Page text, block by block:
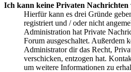
Ich kann keine Privaten Nachrichten
Hierfür kann es drei Gründe
registriert und / oder nicht
Administration hat Private
Forum ausgeschaltet. Außerdem
Administrator dir das Recht,
verschicken, entzogen hat.
um weitere Informationen zu